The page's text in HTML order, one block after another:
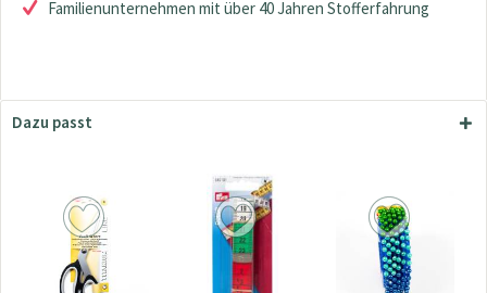
Familienunternehmen mit über 40 Jahren Stofferfahrung
Dazu passt